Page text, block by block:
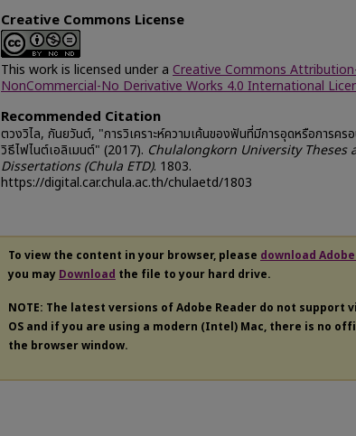
Creative Commons License
This work is licensed under a Creative Commons
NonCommercial-No Derivative Works 4.0 International
Recommended Citation
ตวงวิไล, กันยวันต์, "การวิเคราะห์ความเค้นของฟันที่มีการอุดหรือการครอ
วิธีไฟไนต์เอลิเมนต์" (2017). Chulalongkorn University Theses
Dissertations (Chula ETD). 1803.
https://digital.car.chula.ac.th/chulaetd/1803
To view the content in your browser, please download
you may Download the file to your hard drive.
NOTE: The latest versions of Adobe Reader do not support
OS and if you are using a modern (Intel) Mac, there is no
the browser window.